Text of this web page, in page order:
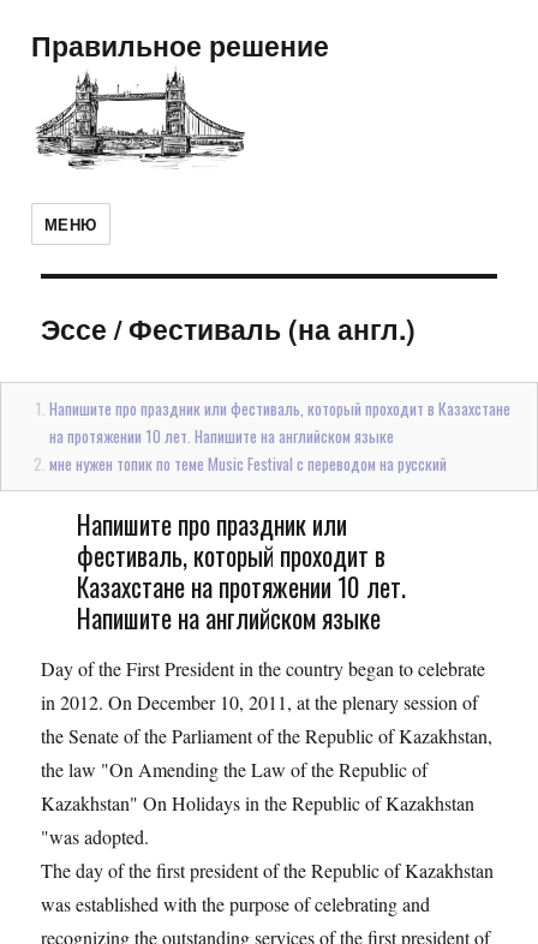
Правильное решение
МЕНЮ
Эссе/Фестиваль (на англ.)
Напишите про праздник или фестиваль, который проходит в Казахстане
на протяжении 10 лет. Напишите на английском языке
мне нужен топик по теме Music Festival с переводом на русский
Напишите про праздник или
фестиваль, который проходит в
Казахстане на протяжении 10 лет.
Напишите на английском языке
Day of the First President in the country began to celebrate
in 2012. On December 10, 2011, at the plenary session of
the Senate of the Parliament of the Republic of Kazakhstan,
the law "On Amending the Law of the Republic of
Kazakhstan" On Holidays in the Republic of Kazakhstan
"was adopted.
The day of the first president of the Republic of Kazakhstan
was established with the purpose of celebrating and
recognizing the outstanding services of the first president of